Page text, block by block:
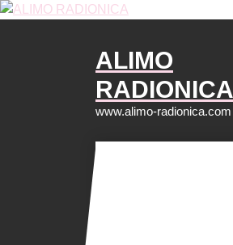
Скочи
ALIMO
RADIONICA
www.alimo-radionica.com